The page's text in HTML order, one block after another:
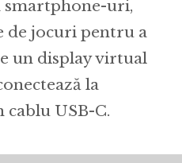
smartphone-uri,
de jocuri pentru a
un display virtual
la
USB-C.